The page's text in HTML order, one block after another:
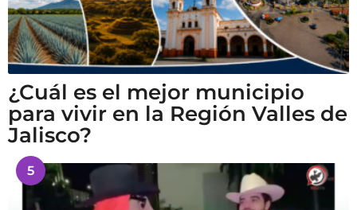
¿Cuál es el mejor municipio
para vivir en la Región Valles de
Jalisco?
5